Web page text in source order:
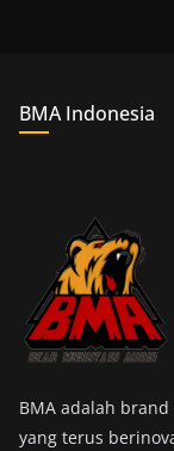
BMA Indonesia
BMA adalah
yang terus